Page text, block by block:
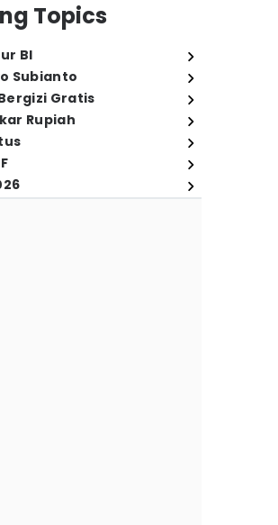
Topics
BI
Subianto
Gratis
Rupiah